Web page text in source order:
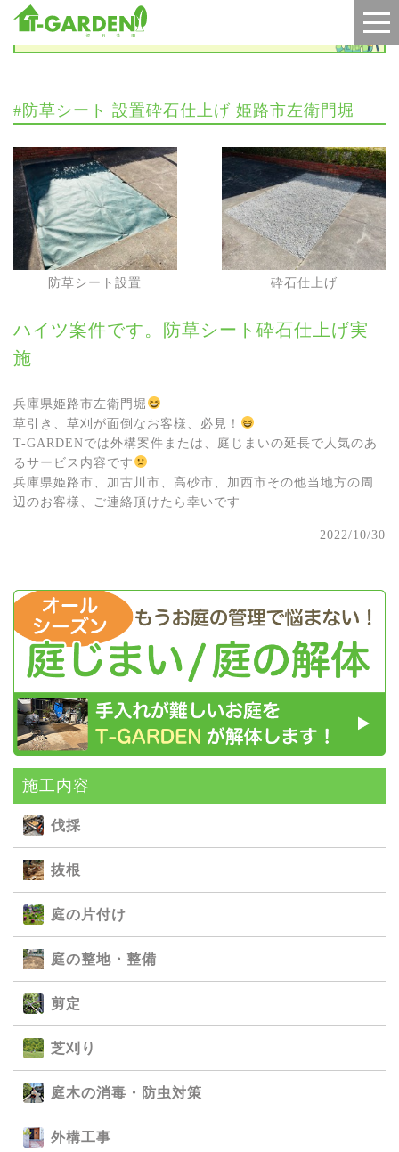
施工実績
施⼯内容
伐採
抜根
庭の⽚付け
庭の整地・整備
剪定
芝刈り
庭⽊の消毒・防⾍対策
外構⼯事
#防草シート 設置砕石仕上げ 姫路市左衛門堀
防草シート設置 砕石仕上げ
ハイツ案件です。防草シート砕石仕上げ実
施
兵庫県姫路市左衛門堀
草引き、草刈が面倒なお客様、必見！
T-GARDENでは外構案件または、庭じまいの延長で人気のあ
るサービス内容です
兵庫県姫路市、加古川市、高砂市、加西市その他当地方の周
辺のお客様、ご連絡頂けたら幸いです
2022/10/30